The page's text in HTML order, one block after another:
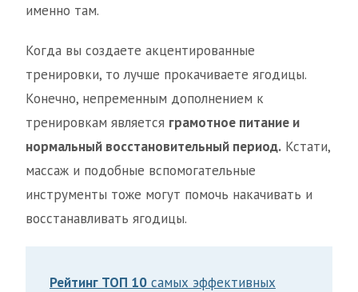
именно там.
Когда вы создаете акцентированные
тренировки, то лучше прокачиваете ягодицы.
Конечно, непременным дополнением к
тренировкам является грамотное питание и
нормальный восстановительный период. Кстати,
массаж и подобные вспомогательные
инструменты тоже могут помочь накачивать и
восстанавливать ягодицы.
Рейтинг ТОП 10 самых эффективных